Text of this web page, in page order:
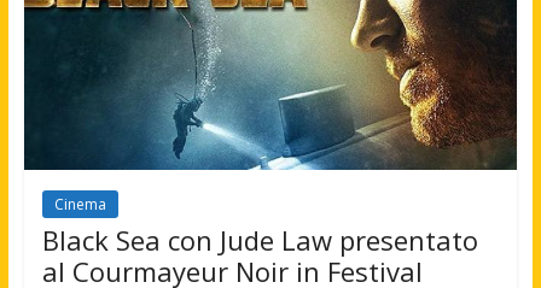
Cinema
Black Sea con Jude Law presentato
al Courmayeur Noir in Festival